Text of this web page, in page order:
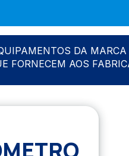
DA MARCA
FORNECEM AOS